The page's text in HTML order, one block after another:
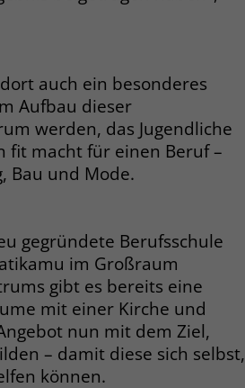
auch ein besonderes
Aufbau dieser
werden, das Jugendliche
fit macht für einen Beruf –
Bau und Mode.
gegründete Berufsschule
im Großraum
gibt es bereits eine
mit einer Kirche und
nun mit dem Ziel,
– damit diese sich selbst,
können.
to
bei allen
ID.
ein User
Es
erzielte